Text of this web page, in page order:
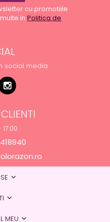
cu promotiile
in Politica de
social media
MEU